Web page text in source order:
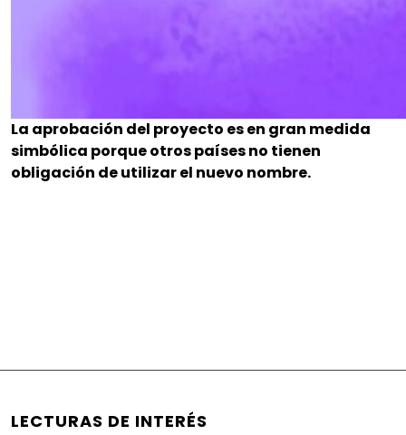
La aprobación del proyecto es en gran medida
simbólica porque otros países no tienen
obligación de utilizar el nuevo nombre.
LECTURAS DE INTERÉS